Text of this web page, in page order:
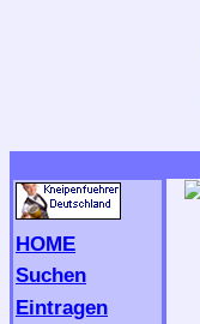
HOME
Suchen
Eintragen